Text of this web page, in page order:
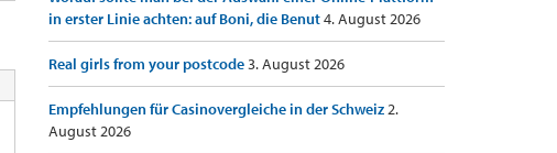
in erster Linie achten: auf Boni, die Benut4. August 2026
Real girls from your postcode3. August 2026
Empfehlungen für Casinovergleiche in der Schweiz2.
August 2026